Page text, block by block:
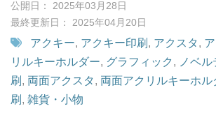
公開日： 2025年03月28日
最終更新日： 2025年04月20日
アクキー, アクキー印刷 , アクスタ ,
リルキーホルダー, グラフィック , ノベ
刷 , 両面アクスタ , 両面アクリルキーホル
刷 , 雑貨・小物